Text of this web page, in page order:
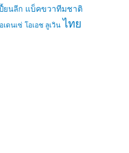
ยนลีก แบ็คขวาทีมชาติ
เดนเซ่ โอเอช ลูเวิน ไทย